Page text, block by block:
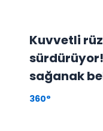
Kuvvetli
sağanak
360°